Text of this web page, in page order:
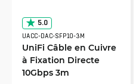
5.0
UACC-DAC-SFP10-3M
UniFi Câble en Cuivre
à Fixation Directe
10Gbps 3m